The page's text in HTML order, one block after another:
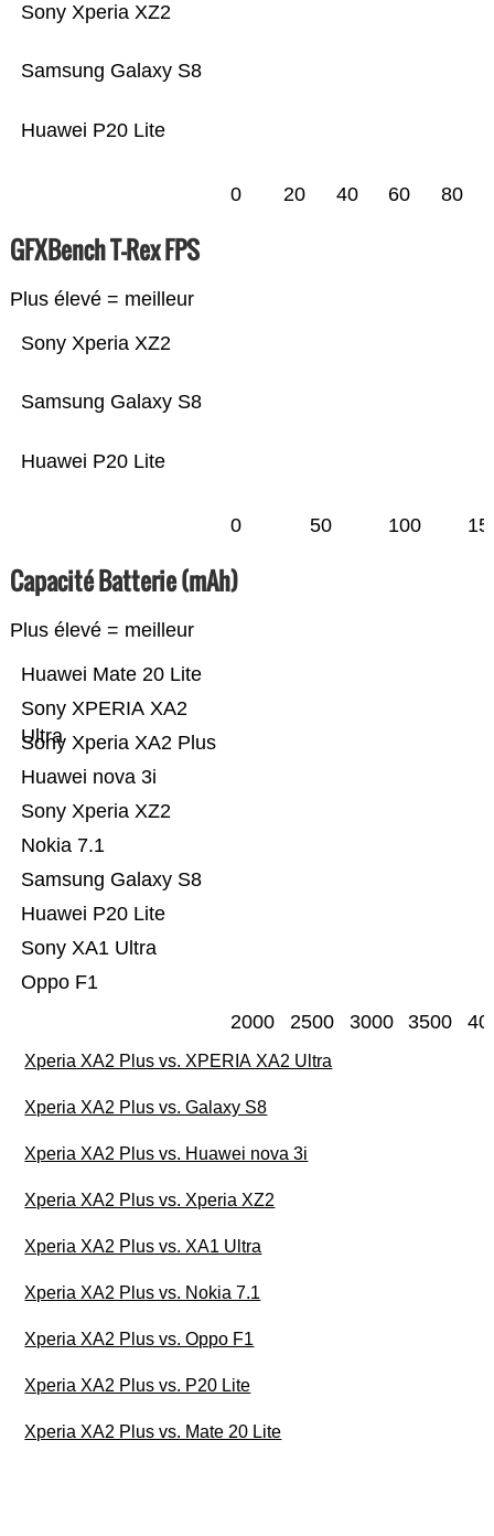
Huawei P20 Lite
Samsung Galaxy S8
Sony Xperia XZ2
0 20 40 60 80
GFXBench T-Rex FPS
Plus élevé = meilleur
Huawei P20 Lite
Samsung Galaxy S8
Sony Xperia XZ2
0 50 100
Capacité Batterie (mAh)
Plus élevé = meilleur
Oppo F1
Sony XA1 Ultra
Huawei P20 Lite
Samsung Galaxy S8
Nokia 7.1
Sony Xperia XZ2
Huawei nova 3i
Sony Xperia XA2 Plus
Sony XPERIA XA2
Ultra
Huawei Mate 20 Lite
2000 2500 3000 3500
Xperia XA2 Plus vs. XPERIA XA2 Ultra
Xperia XA2 Plus vs. Galaxy S8
Xperia XA2 Plus vs. Huawei nova 3i
Xperia XA2 Plus vs. Xperia XZ2
Xperia XA2 Plus vs. XA1 Ultra
Xperia XA2 Plus vs. Nokia 7.1
Xperia XA2 Plus vs. Oppo F1
Xperia XA2 Plus vs. P20 Lite
Xperia XA2 Plus vs. Mate 20 Lite